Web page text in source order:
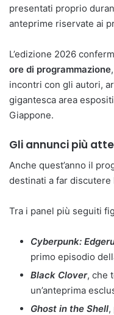
presentati proprio
anteprime riservate ai
L’edizione 2026
ore di programmazione
incontri con gli autori,
gigantesca area
Giappone.
Gli annunci più
Anche quest’anno il
destinati a far
Tra i panel più seguiti
Cyberpunk:
primo episodio
Black Clover, che
un’anteprima
Ghost in the Shell,